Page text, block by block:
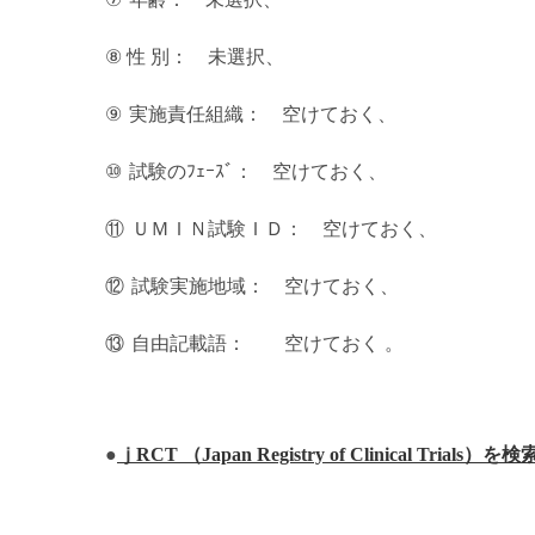
⑧ 性 別： 未選択、
⑨ 実施責任組織： 空けておく、
⑩ 試験のﾌｪｰｽﾞ： 空けておく、
⑪ ＵＭＩＮ試験ＩＤ： 空けておく、
⑫ 試験実施地域： 空けておく、
⑬ 自由記載語： 空けておく 。
● ｊRCT （Japan Registry of Clinical Trials）を検